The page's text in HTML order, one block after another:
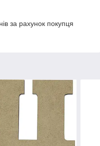
за рахунок покупця